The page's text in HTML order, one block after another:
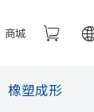
商城
橡塑成形